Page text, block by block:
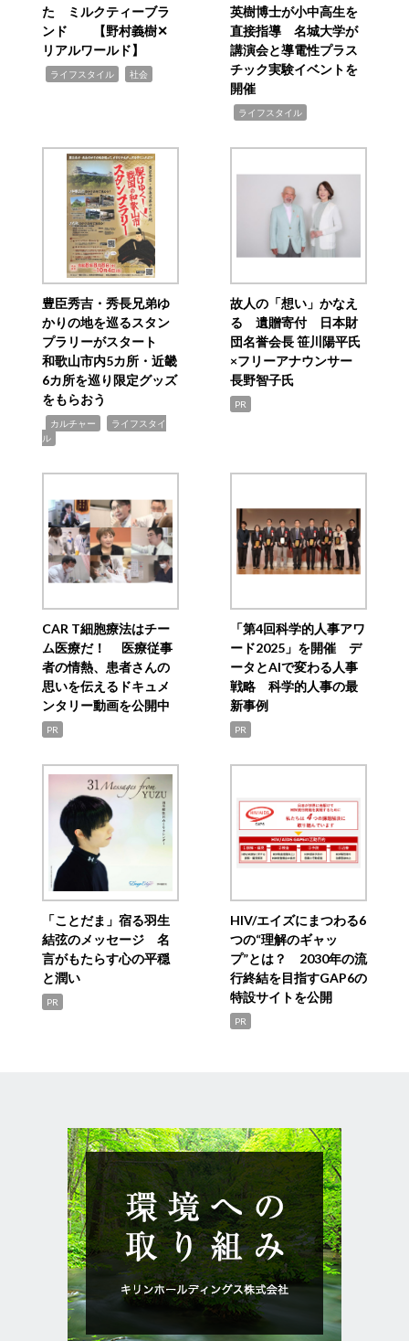
た ミルクティーブラ
ンド 【野村義樹✕
リアルワールド】
ライフスタイル 社会
英樹博士が小中高生を
直接指導 名城大学が
講演会と導電性プラス
チック実験イベントを
開催
ライフスタイル
豊臣秀吉・秀長兄弟ゆ
かりの地を巡るスタン
プラリーがスタート
和歌山市内5カ所・近畿
6カ所を巡り限定グッズ
をもらおう
カルチャー
ライフスタイ
ル
故人の「想い」かなえ
る 遺贈寄付 日本財
団名誉会長 笹川陽平氏
×フリーアナウンサー
長野智子氏
PR
CAR T細胞療法はチー
ム医療だ！ 医療従事
者の情熱、患者さんの
思いを伝えるドキュメ
ンタリー動画を公開中
PR
「第4回科学的人事アワ
ード2025」を開催 デ
ータとAIで変わる人事
戦略 科学的人事の最
新事例
PR
「ことだま」宿る羽生
結弦のメッセージ 名
言がもたらす心の平穏
と潤い
PR
HIV/エイズにまつわる6
つの“理解のギャッ
プ”とは？ 2030年の流
行終結を目指すGAP6の
特設サイトを公開
PR